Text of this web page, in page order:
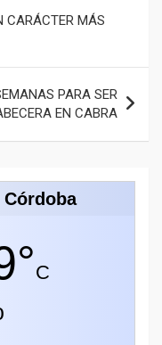
CARÁCTER MÁS
PARA SER
EN CABRA
C